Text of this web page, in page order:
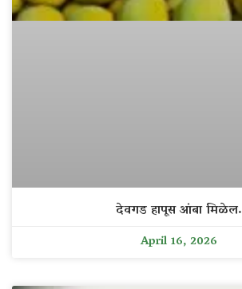
देवगड हापूस आंबा मिळेल.
April 16, 2026